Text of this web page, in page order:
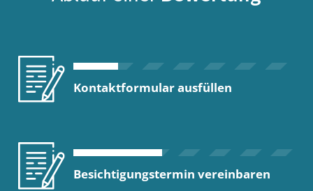
Kontaktformular ausfüllen
Besichtigungstermin vereinbaren